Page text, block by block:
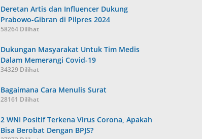
Deretan Artis dan Influencer Dukung
Prabowo-Gibran di Pilpres 2024
58264 Dilihat
Dukungan Masyarakat Untuk Tim Medis
Dalam Memerangi Covid-19
34329 Dilihat
Bagaimana Cara Menulis Surat
28161 Dilihat
2 WNI Positif Terkena Virus Corona, Apakah
Bisa Berobat Dengan BPJS?